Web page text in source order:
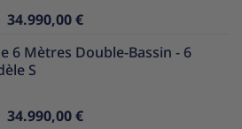
Le
initial
était :
34.990,00€Le
actuel
6 Mètres Double-Bassin - 6
S
Le
34.990,00€Le